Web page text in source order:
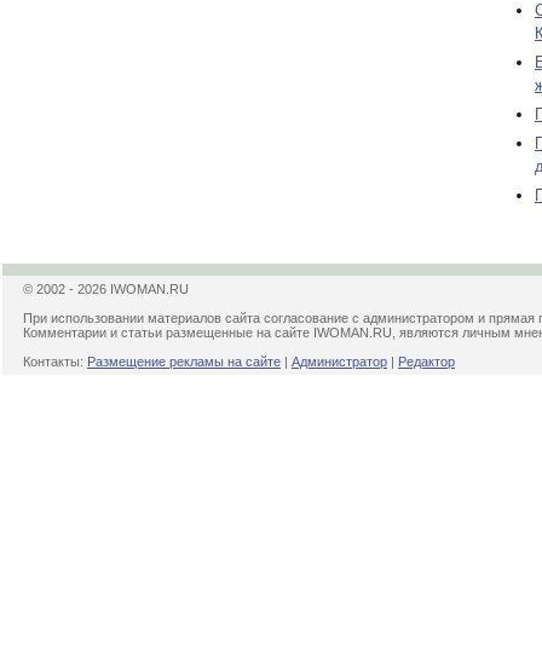
© 2002 - 2026 IWOMAN.RU
При использовании материалов сайта согласование с администратором и прямая
Комментарии и статьи размещенные на сайте IWOMAN.RU, являются личным
Контакты: Размещение рекламы на сайте | Администратор | Редактор